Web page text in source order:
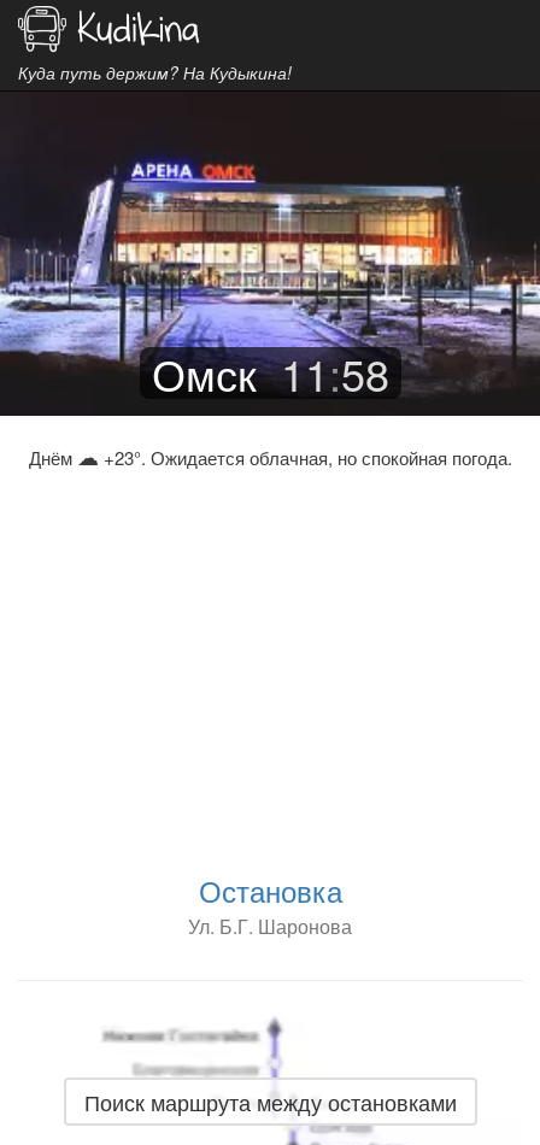
Куда путь держим? На Кудыкина!
Омск 11:58
Днём ☁ +23°. Ожидается облачная, но спокойная погода.
Остановка
Ул. Б.Г. Шаронова
Поиск маршрута между остановками